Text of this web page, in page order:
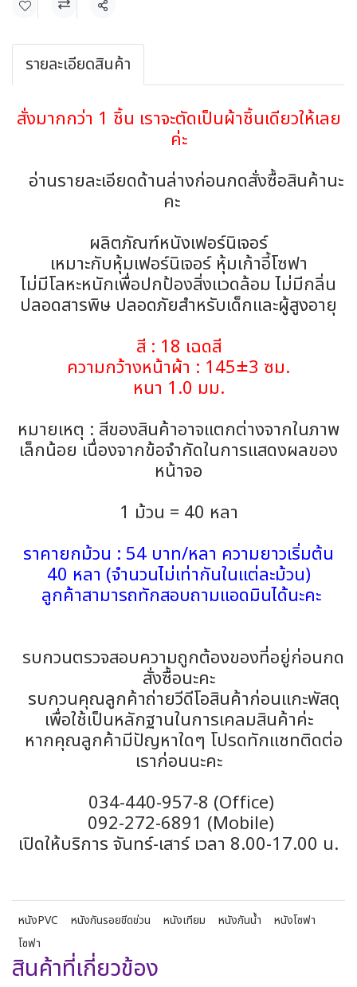
แชร์
รายละเอียดสินค้า
สั่งมากกว่า 1 ชิ้น เราจะตัดเป็นผ้าชิ้นเดียวให้เลย
ค่ะ
อ่านรายละเอียดด้านล่างก่อนกดสั่งซื้อสินค้านะ
คะ
ผลิตภัณฑ์หนังเฟอร์นิเจอร์
เหมาะกับหุ้มเฟอร์นิเจอร์ หุ้มเก้าอี้โซฟา
ไม่มีโลหะหนักเพื่อปกป้องสิ่งแวดล้อม ไม่มีกลิ่น
ปลอดสารพิษ ปลอดภัยสำหรับเด็กและผู้สูงอายุ
สี : 18 เฉดสี
ความกว้างหน้าผ้า : 145±3 ซม.
หนา 1.0 มม.
หมายเหตุ : สีของสินค้าอาจแตกต่างจากในภาพ
เล็กน้อย เนื่องจากข้อจำกัดในการแสดงผลของ
หน้าจอ
1 ม้วน = 40 หลา
ราคายกม้วน : 54 บาท/หลา ความยาวเริ่มต้น
40 หลา (จำนวนไม่เท่ากันในแต่ละม้วน)
ลูกค้าสามารถทักสอบถามแอดมินได้นะคะ
รบกวนตรวจสอบความถูกต้องของที่อยู่ก่อนกด
สั่งซื้อนะคะ
รบกวนคุณลูกค้าถ่ายวีดีโอสินค้าก่อนแกะพัสดุ
เพื่อใช้เป็นหลักฐานในการเคลมสินค้าค่ะ
หากคุณลูกค้ามีปัญหาใดๆ โปรดทักแชทติดต่อ
เราก่อนนะคะ
034-440-957-8 (Office)
092-272-6891 (Mobile)
เปิดให้บริการ จันทร์-เสาร์ เวลา 8.00-17.00 น.
หนังPVC หนังกันรอยขีดข่วน หนังเทียม หนังกันน้ำ
หนังโซฟา
โซฟา
สินค้าที่เกี่ยวข้อง